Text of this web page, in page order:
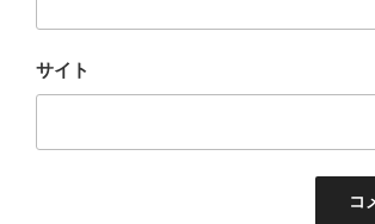
サイト